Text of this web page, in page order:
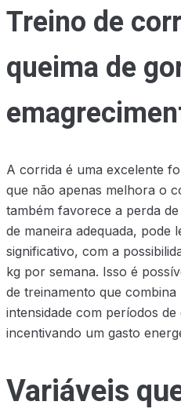
Treino de
queima de
A corrida é uma excelente
que não apenas melhora o
também favorece a perda
de maneira adequada, pode
significativo, com a
kg por semana. Isso é
de treinamento que combina
intensidade com períodos
incentivando um gasto
Variáveis